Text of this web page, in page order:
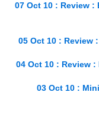
07 Oct 10 : Review :
05 Oct 10 : Review
04 Oct 10 : Review
03 Oct 10 :